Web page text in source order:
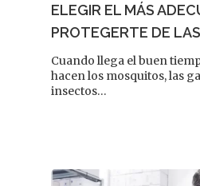
ELEGIR EL MÁS
PROTEGERTE DE
Cuando llega el buen
hacen los mosquitos, las
insectos…